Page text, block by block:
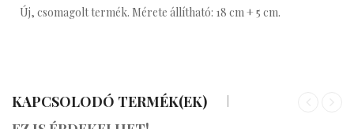
Új, csomagolt termék. Mérete állítható: 18 cm + 5 cm.
KAPCSOLODÓ TERMÉK(EK)